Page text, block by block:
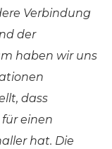
Verbindung
der
haben wir uns
dass
einen
hat. Die